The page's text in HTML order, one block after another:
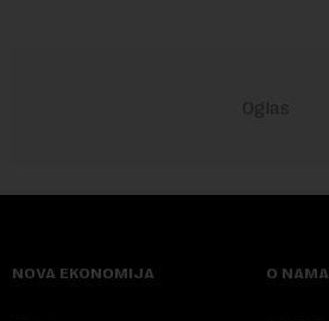
NOVA EKONOMIJA O NAMA